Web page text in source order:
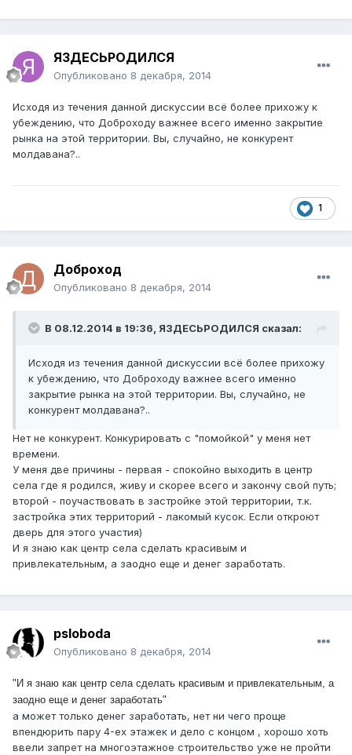
ЯЗДЕСЬРОДИЛСЯ
Опубликовано 8 декабря, 2014
Исходя из течения данной дискуссии всё более прихожу к
убеждению, что Доброходу важнее всего именно закрытие
рынка на этой территории. Вы, случайно, не конкурент
молдавана?..
1
Доброход
Опубликовано 8 декабря, 2014
В 08.12.2014 в 19:36, ЯЗДЕСЬРОДИЛСЯ сказал:
Исходя из течения данной дискуссии всё более прихожу
к убеждению, что Доброходу важнее всего именно
закрытие рынка на этой территории. Вы, случайно, не
конкурент молдавана?..
Нет не конкурент. Конкурировать с "помойкой" у меня нет
времени.
У меня две причины - первая - спокойно выходить в центр
села где я родился, живу и скорее всего и закончу свой путь;
второй - поучаствовать в застройке этой территории, т.к.
застройка этих территорий - лакомый кусок. Если откроют
дверь для этого участия)
И я знаю как центр села сделать красивым и
привлекательным, а заодно еще и денег заработать.
psloboda
Опубликовано 8 декабря, 2014
"И я знаю как центр села сделать красивым и привлекательным, а
заодно еще и денег заработать"
а может только денег заработать, нет ни чего проще
впендюрить пару 4-ех этажек и дело с концом , хорошо хоть
ввели запрет на многоэтажное строительство уже не пройти